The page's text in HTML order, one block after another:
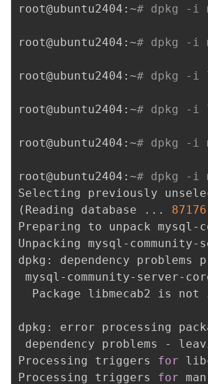
root@ubuntu2404:~# dpkg -i
root@ubuntu2404:~# dpkg -i
root@ubuntu2404:~# dpkg -i
root@ubuntu2404:~# dpkg -i
root@ubuntu2404:~# dpkg -i
root@ubuntu2404:~# dpkg -i
( Reading database .. . 87176
Preparing to unpack mysql-
Unpacking mysql-
dpkg: dependency
mysql-community-server-
Package libmecab2 is not
dpkg: error processing
dependency problems -
Processing triggers for
Processing triggers for